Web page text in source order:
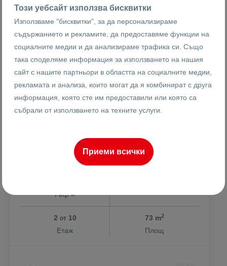
107589 €
210425.79 лв
1474 €/m2
2882.89 лв /m
АКТ 14! Двустаен до МОЛ ПЛАЗА
гр. Пловдив Тракия
Реф #
2 от10
Етаж
73 m2
Площ
Този уебсайт използва бисквитки
Използваме "бисквитки", за да персонализираме
съдържанието и рекламите, да предоставяме функции на
социалните медии и да анализираме трафика си. Също
така споделяме информация за използването на нашия
сайт с нашите партньори в областта на социалните медии,
рекламата и анализа, които могат да я комбинират с друга
информация, която сте им предоставили или която са
събрали от използването на техните услуги.
Приеми всички